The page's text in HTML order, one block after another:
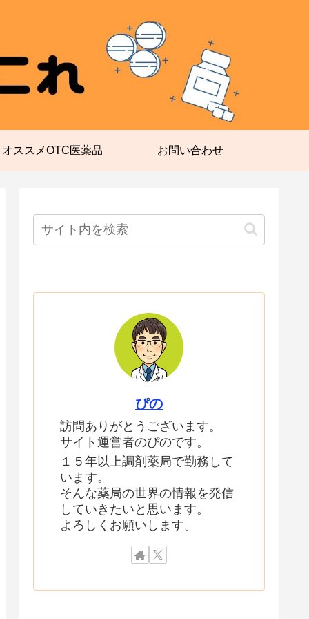
オススメOTC医薬品 お問い合わせ
ぴの
訪問ありがとうございます。
サイト運営者のぴのです。
１５年以上調剤薬局で勤務して
います。
そんな薬局の世界の情報を発信
していきたいと思います。
よろしくお願いします。